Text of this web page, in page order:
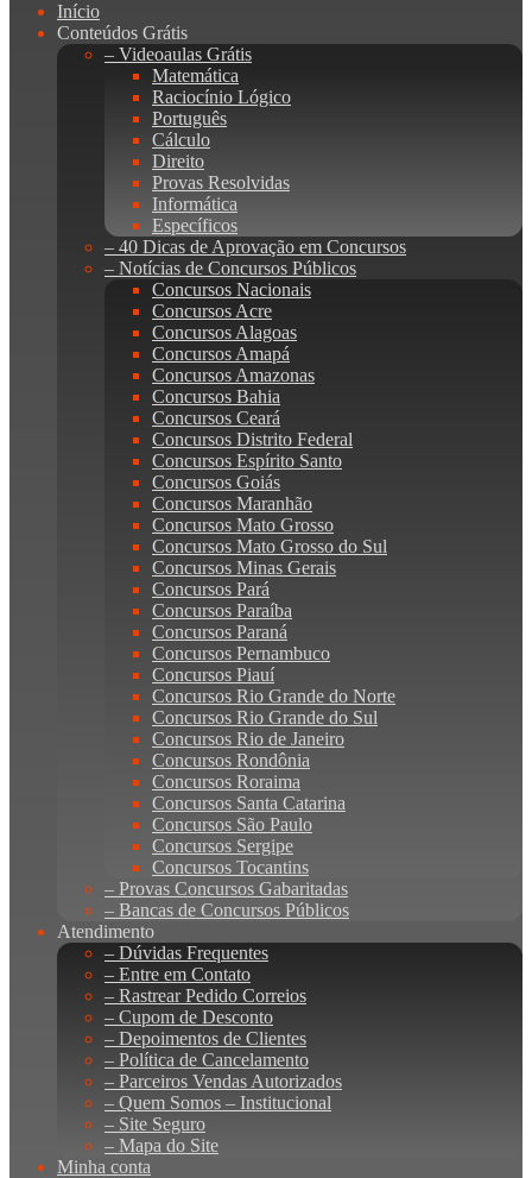
Início
Conteúdos Grátis
– Videoaulas Grátis
Matemática
Raciocínio Lógico
Português
Cálculo
Direito
Provas Resolvidas
Informática
Específicos
– 40 Dicas de Aprovação em Concursos
– Notícias de Concursos Públicos
Concursos Nacionais
Concursos Acre
Concursos Alagoas
Concursos Amapá
Concursos Amazonas
Concursos Bahia
Concursos Ceará
Concursos Distrito Federal
Concursos Espírito Santo
Concursos Goiás
Concursos Maranhão
Concursos Mato Grosso
Concursos Mato Grosso do Sul
Concursos Minas Gerais
Concursos Pará
Concursos Paraíba
Concursos Paraná
Concursos Pernambuco
Concursos Piauí
Concursos Rio Grande do Norte
Concursos Rio Grande do Sul
Concursos Rio de Janeiro
Concursos Rondônia
Concursos Roraima
Concursos Santa Catarina
Concursos São Paulo
Concursos Sergipe
Concursos Tocantins
– Provas Concursos Gabaritadas
– Bancas de Concursos Públicos
Atendimento
– Dúvidas Frequentes
– Entre em Contato
– Rastrear Pedido Correios
– Cupom de Desconto
– Depoimentos de Clientes
– Política de Cancelamento
– Parceiros Vendas Autorizados
– Quem Somos – Institucional
– Site Seguro
– Mapa do Site
Minha conta